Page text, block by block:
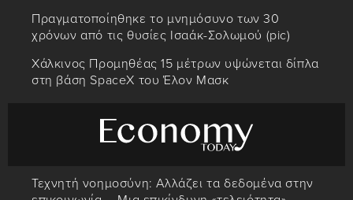
Πραγματοποίηθηκε το μνημόσυνο των 30
χρόνων από τις θυσίες Ισαάκ-Σολωμού (pic)
Χάλκινος Προμηθέας 15 μέτρων υψώνεται δίπλα
στη βάση SpaceX του Έλον Μασκ
Τεχνητή νοημοσύνη: Αλλάζει τα δεδομένα στην